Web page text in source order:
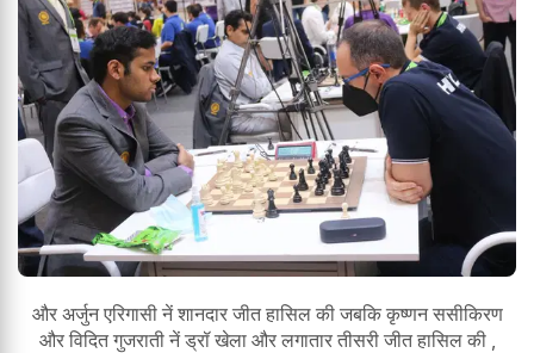
और अर्जुन एरिगासी नें शानदार जीत हासिल की जबकि कृष्णन ससीकिरण
और विदित गुजराती नें ड्रॉ खेला और लगातार तीसरी जीत हासिल की ,